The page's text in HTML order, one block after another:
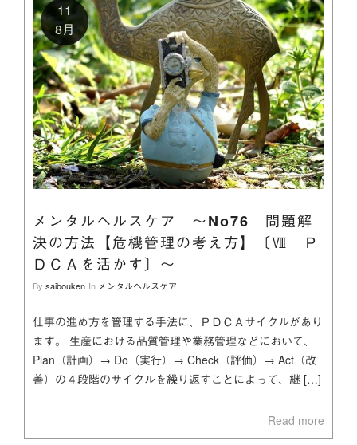
11
8月
メンタルヘルスケア ～No76 問題解
決の方法【危機管理の考え方】〔Ⅷ Ｐ
ＤＣＡを活かす〕～
By saibouken In メンタルヘルスケア
仕事の進め方を管理する手法に、ＰＤＣＡサイクルがあり
ます。 生産における品質管理や業務管理などにおいて、
Plan（計画）→ Do（実行）→ Check（評価）→ Act（改
善）の４段階のサイクルを繰り返すことによって、継 […]
Read more